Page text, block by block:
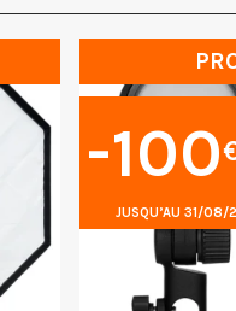
-100
JUSQU’AU 31/08/